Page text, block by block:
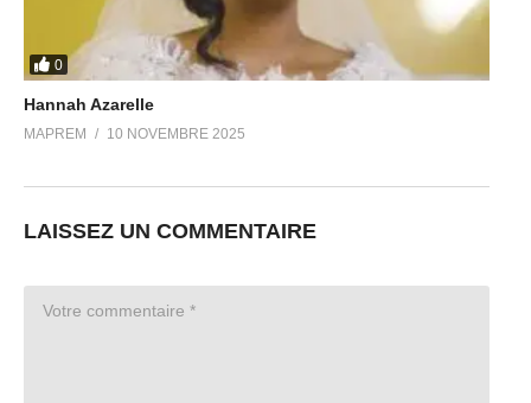
0
Hannah Azarelle
MAPREM 10 NOVEMBRE 2025
LAISSEZ UN COMMENTAIRE